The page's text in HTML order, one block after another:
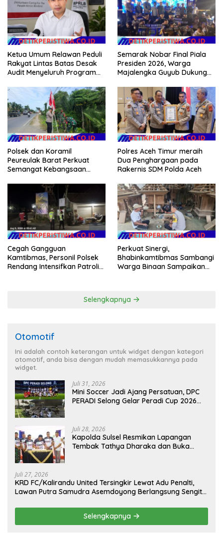
Ketua Umum Relawan Peduli
Rakyat Lintas Batas Desak
Audit Menyeluruh Program
Pertanyakan Efektivitas
Kinerja Dinas Pertanian
Semarak Nobar Final Piala
Presiden 2026, Warga
Majalengka Guyub Dukung
Kahayang
Polsek dan Koramil
Peureulak Barat Perkuat
Semangat Kebangsaan
Merah Putih
Polres Aceh Timur meraih
Dua Penghargaan pada
Rakernis SDM Polda Aceh
Cegah Gangguan
Kamtibmas, Personil Polsek
Rendang Intensifkan Patroli
Perkuat Sinergi,
Bhabinkamtibmas Sambangi
Warga Binaan Sampaikan
Selengkapnya
Otomotif
Ini adalah contoh keterangan untuk widget dengan kategori
otomotif, anda bisa dengan mudah memasukkannya pada
widget.
Juli 31, 2026
Mini Soccer Jadi Ajang Persatuan, DPC
PERADI Selong Gelar Peradi Cup 2026
Juli 28, 2026
Kapolda Sulsel Resmikan Lapangan
Tembak Tathya Dharaka dan Buka
Juli 27, 2026
KRD FC/Kalirandu United Tersingkir Lewat Adu Penalti,
Lawan Putra Samudra Asemdoyong Berlangsung Sengit
Selengkapnya